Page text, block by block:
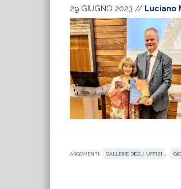
29 GIUGNO 2023 // Luciano
ARGOMENTI: GALLERIE DEGLI UFFIZI